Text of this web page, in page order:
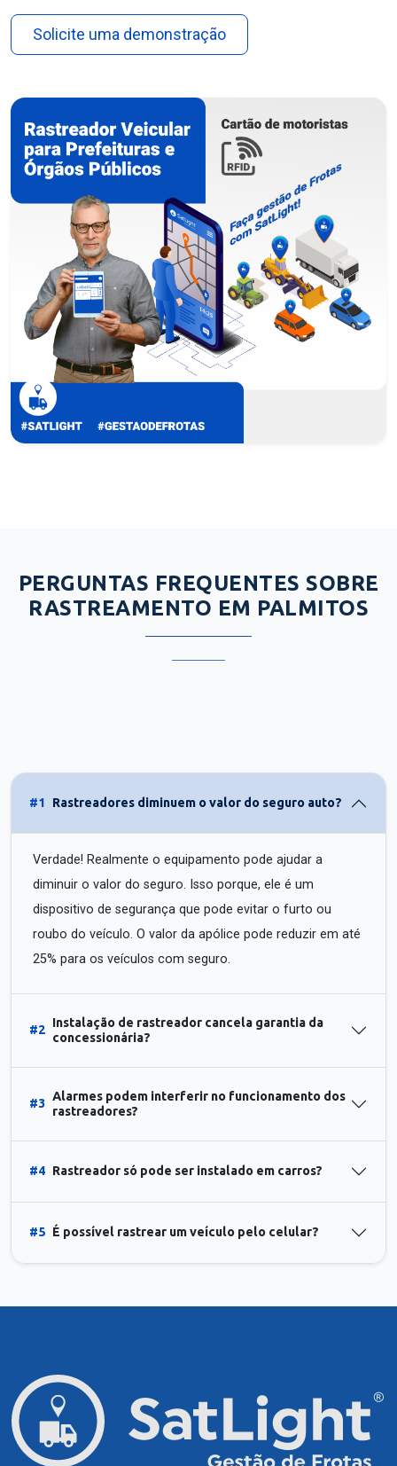
Solicite uma demonstração
PERGUNTAS FREQUENTES SOBRE
RASTREAMENTO EM PALMITOS
#1 Rastreadores diminuem o valor do seguro auto?
Verdade! Realmente o equipamento pode ajudar a
diminuir o valor do seguro. Isso porque, ele é um
dispositivo de segurança que pode evitar o furto ou
roubo do veículo. O valor da apólice pode reduzir em até
25% para os veículos com seguro.
#2
Instalação de rastreador cancela garantia da
concessionária?
#3
Alarmes podem interferir no funcionamento dos
rastreadores?
#4 Rastreador só pode ser instalado em carros?
#5 É possível rastrear um veículo pelo celular?